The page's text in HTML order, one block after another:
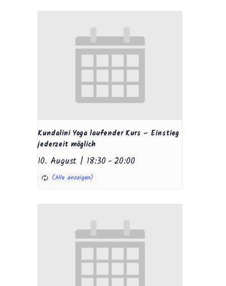
Kundalini Yoga laufender Kurs – Einstieg
jederzeit möglich
10. August | 18:30 -20:00